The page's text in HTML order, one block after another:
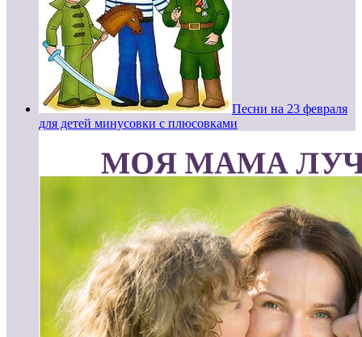
Песни на 23 февраля
для детей минусовки с плюсовками